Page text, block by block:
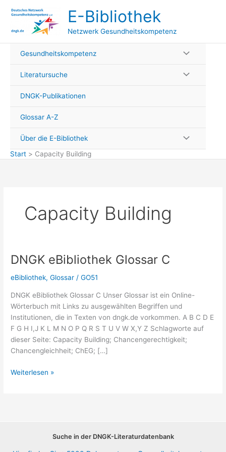
Inhalt
E-Bibliothek
Netzwerk Gesundheitskompetenz
Gesundheitskompetenz
Literatursuche
DNGK-Publikationen
Glossar A-Z
Über die E-Bibliothek
Start
Capacity Building
Capacity Building
DNGK eBibliothek Glossar C
eBibliothek,Glossar /GO51
DNGK eBibliothek Glossar C Unser Glossar ist ein Online-
Wörterbuch mit Links zu ausgewählten Begriffen und
Institutionen, die in Texten von dngk.de vorkommen. A B C D E
F G H I,J K L M N O P Q R S T U V W X,Y Z Schlagworte auf
dieser Seite: Capacity Building; Chancengerechtigkeit;
Chancengleichheit; ChEG; […]
DNGK
Weiterlesen »
Suche in der DNGK-Literaturdatenbank